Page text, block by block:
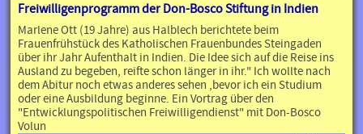
Freiwilligenprogramm der Don-Bosco Stiftung in Indien
Marlene Ott (19 Jahre) aus Halblech berichtete beim
Frauenfrühstück des Katholischen Frauenbundes Steingaden
über ihr Jahr Aufenthalt in Indien. Die Idee sich auf die Reise ins
Ausland zu begeben, reifte schon länger in ihr." Ich wollte nach
dem Abitur noch etwas anderes sehen ,bevor ich ein Studium
oder eine Ausbildung beginne. Ein Vortrag über den
"Entwicklungspolitischen Freiwilligendienst" mit Don-Bosco
Volun